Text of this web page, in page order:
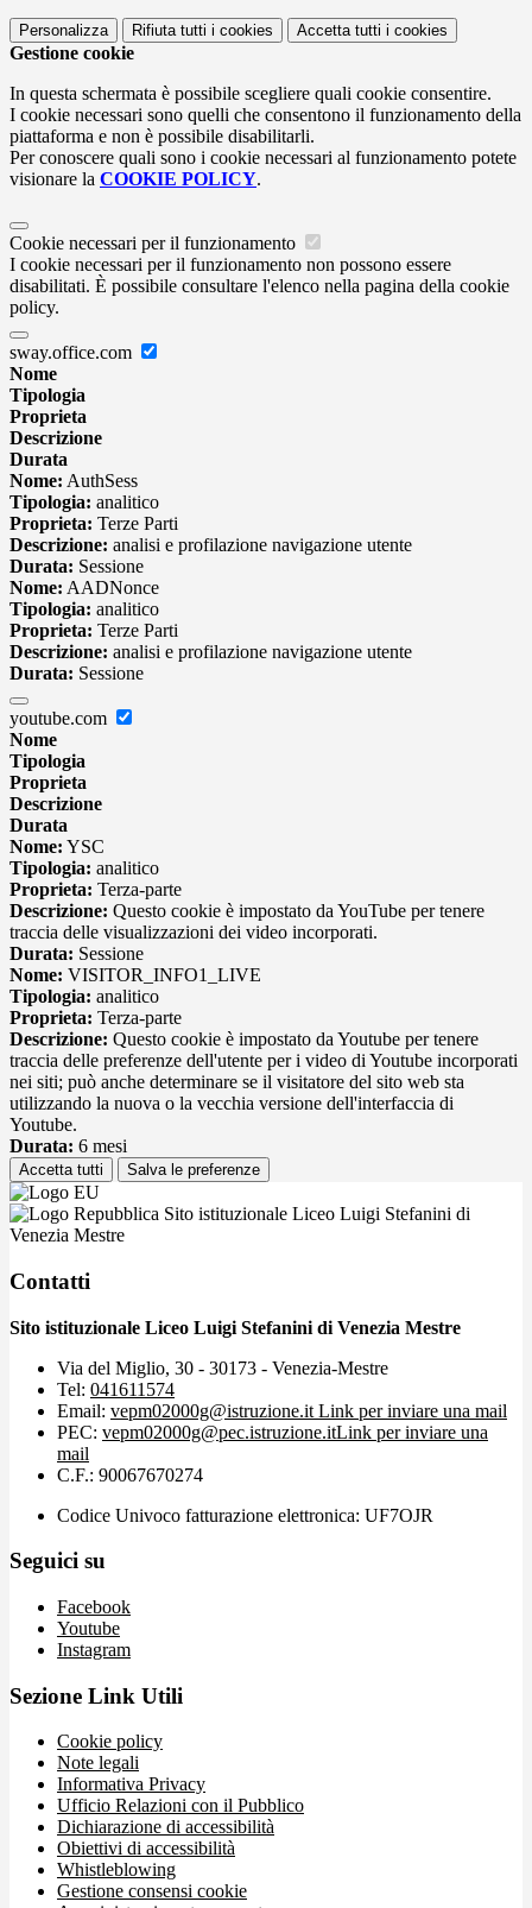
Personalizza Rifiuta tutti i cookies Accetta tutti i cookies
Gestione cookie
In questa schermata è possibile scegliere quali cookie consentire.
I cookie necessari sono quelli che consentono il funzionamento della
piattaforma e non è possibile disabilitarli.
Per conoscere quali sono i cookie necessari al funzionamento potete
visionare la COOKIE POLICY.
Cookie necessari per il funzionamento
I cookie necessari per il funzionamento non possono essere
disabilitati. È possibile consultare l'elenco nella pagina della cookie
policy.
sway.office.com
Nome
Tipologia
Proprieta
Descrizione
Durata
Nome: AuthSess
Tipologia: analitico
Proprieta: Terze Parti
Descrizione: analisi e profilazione navigazione utente
Durata: Sessione
Nome: AADNonce
Tipologia: analitico
Proprieta: Terze Parti
Descrizione: analisi e profilazione navigazione utente
Durata: Sessione
youtube.com
Nome
Tipologia
Proprieta
Descrizione
Durata
Nome: YSC
Tipologia: analitico
Proprieta: Terza-parte
Descrizione: Questo cookie è impostato da YouTube per tenere
traccia delle visualizzazioni dei video incorporati.
Durata: Sessione
Nome: VISITOR_INFO1_LIVE
Tipologia: analitico
Proprieta: Terza-parte
Descrizione: Questo cookie è impostato da Youtube per tenere
traccia delle preferenze dell'utente per i video di Youtube incorporati
nei siti; può anche determinare se il visitatore del sito web sta
utilizzando la nuova o la vecchia versione dell'interfaccia di
Youtube.
Durata: 6 mesi
Accetta tutti Salva le preferenze
Sito istituzionale Liceo Luigi Stefanini di
Venezia Mestre
Contatti
Sito istituzionale Liceo Luigi Stefanini di Venezia Mestre
Via del Miglio, 30 - 30173 - Venezia-Mestre
Tel: 041611574
Email: vepm02000g@istruzione.it Link per inviare una mail
PEC: vepm02000g@pec.istruzione.itLink per inviare una
mail
C.F.: 90067670274
Codice Univoco fatturazione elettronica: UF7OJR
Seguici su
Facebook
Youtube
Instagram
Sezione Link Utili
Cookie policy
Note legali
Informativa Privacy
Ufficio Relazioni con il Pubblico
Dichiarazione di accessibilità
Obiettivi di accessibilità
Whistleblowing
Gestione consensi cookie